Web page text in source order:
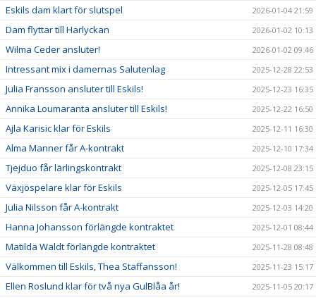
Eskils dam klart för slutspel 2026-01-04 21:59
Dam flyttar till Harlyckan 2026-01-02 10:13
Wilma Ceder ansluter! 2026-01-02 09:46
Intressant mix i damernas Salutenlag 2025-12-28 22:53
Julia Fransson ansluter till Eskils! 2025-12-23 16:35
Annika Loumaranta ansluter till Eskils! 2025-12-22 16:50
Ajla Karisic klar för Eskils 2025-12-11 16:30
Alma Manner får A-kontrakt 2025-12-10 17:34
Tjejduo får lärlingskontrakt 2025-12-08 23:15
Växjöspelare klar för Eskils 2025-12-05 17:45
Julia Nilsson får A-kontrakt 2025-12-03 14:20
Hanna Johansson förlängde kontraktet 2025-12-01 08:44
Matilda Waldt förlängde kontraktet 2025-11-28 08:48
Välkommen till Eskils, Thea Staffansson! 2025-11-23 15:17
Ellen Roslund klar för två nya GulBlåa år! 2025-11-05 20:17